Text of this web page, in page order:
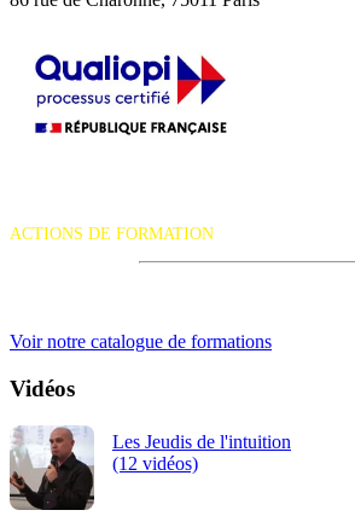
ACTIONS DE FORMATION
Voir notre catalogue de formations
Vidéos
Les Jeudis de l'intuition
(12 vidéos)